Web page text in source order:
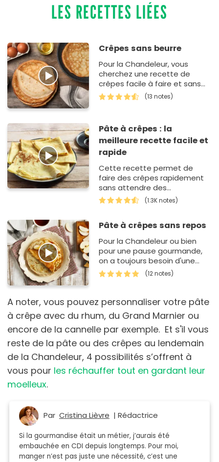
LES RECETTES LIÉES
Crêpes sans beurre
Pour la Chandeleur, vous
cherchez une recette de
crêpes facile à faire et sans
beurre ? Vous avez frappé à la
bonne porte ! En effet, cet…
(13 notes)
Pâte à crêpes : la
meilleure recette facile et
rapide
Cette recette permet de
faire des crêpes rapidement
sans attendre des
heures pour laisser reposer la
pâte. En utilisant du lait tiède,
(1.3K notes)
Pâte à crêpes sans repos
Pour la Chandeleur ou bien
pour une pause gourmande,
on a toujours besoin d'une
recette de pâte à crêpes
sans repos, ça fait gagner du
(12 notes)
A noter, vous pouvez personnaliser votre pâte
à crêpe avec du rhum, du Grand Marnier ou
encore de la cannelle par exemple. Et s'il vous
reste de la pâte ou des crêpes au lendemain
de la Chandeleur, 4 possibilités s’offrent à
vous pour les réchauffer tout en gardant leur
moelleux.
Par Cristina Lièvre | Rédactrice
Si la gourmandise était un métier, j’aurais été
embauchée en CDI depuis longtemps. Pour moi,
manger n’est pas juste une nécessité, c’est une